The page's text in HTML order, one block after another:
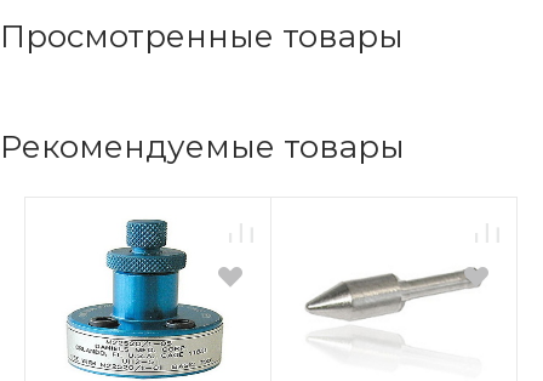
Просмотренные товары
Рекомендуемые товары